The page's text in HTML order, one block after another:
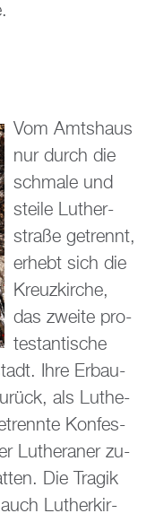
Vom Amts­haus
nur durch die
schma­le und
stei­le Lu­ther­
stra­ße ge­trennt,
er­hebt sich die
Kreuz­kir­che,
das zwei­te pro­
tes­tan­ti­sche
Ihre Er­bau­
als Lu­the­
Kon­fes­
Lu­the­ra­ner zu­
Die Tra­gik
Lu­ther­kir­